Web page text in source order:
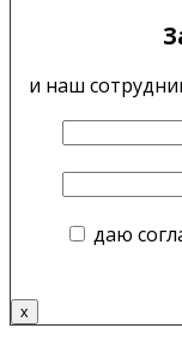
и наш
даю
x